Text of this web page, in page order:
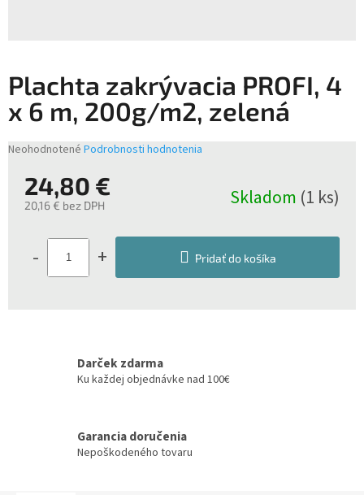
Plachta zakrývacia PROFI, 4
x 6 m, 200g/m2, zelená
Priemerné
produktu
hviezdičiek.
Neohodnotené Podrobnosti hodnotenia
24,80 €
20,16 € bez DPH
cena:
Skladom (1 ks)
- + Pridať do košíka
Darček zdarma
Ku každej objednávke nad 100€
Garancia doručenia
Nepoškodeného tovaru